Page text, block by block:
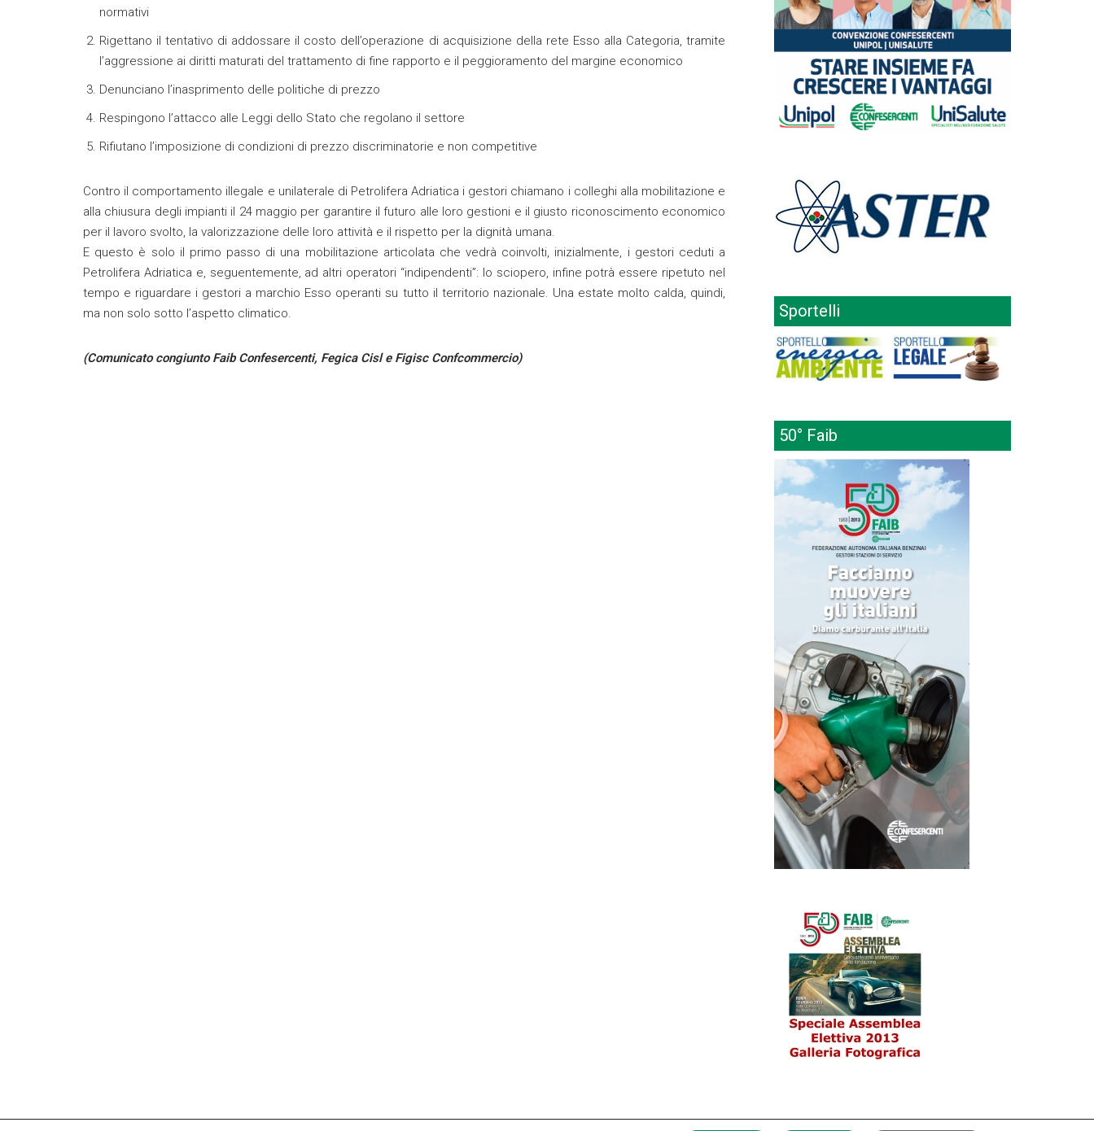
normativi
Rigettano il tentativo di addossare il costo dell’operazione di acquisizione della rete Esso alla Categoria, tramite
l’aggressione ai diritti maturati del trattamento di fine rapporto e il peggioramento del margine economico
Denunciano l’inasprimento delle politiche di prezzo
Respingono l’attacco alle Leggi dello Stato che regolano il settore
Rifiutano l’imposizione di condizioni di prezzo discriminatorie e non competitive
Contro il comportamento illegale e unilaterale di Petrolifera Adriatica i gestori chiamano i colleghi alla mobilitazione e
alla chiusura degli impianti il 24 maggio per garantire il futuro alle loro gestioni e il giusto riconoscimento economico
per il lavoro svolto, la valorizzazione delle loro attività e il rispetto per la dignità umana.
E questo è solo il primo passo di una mobilitazione articolata che vedrà coinvolti, inizialmente, i gestori ceduti a
Petrolifera Adriatica e, seguentemente, ad altri operatori “indipendenti”: lo sciopero, infine potrà essere ripetuto nel
tempo e riguardare i gestori a marchio Esso operanti su tutto il territorio nazionale. Una estate molto calda, quindi,
ma non solo sotto l’aspetto climatico.
(Comunicato congiunto Faib Confesercenti, Fegica Cisl e Figisc Confcommercio)
Sportelli
50° Faib